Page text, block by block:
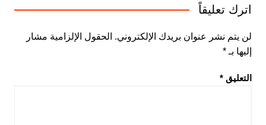
اترك تعليقاً
لن يتم نشر عنوان بريدك الإلكتروني. الحقول الإلزامية مشار
إليها بـ *
التعليق *